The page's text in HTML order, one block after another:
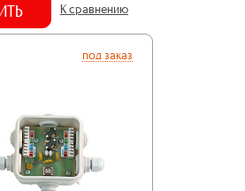
К сравнению
под заказ